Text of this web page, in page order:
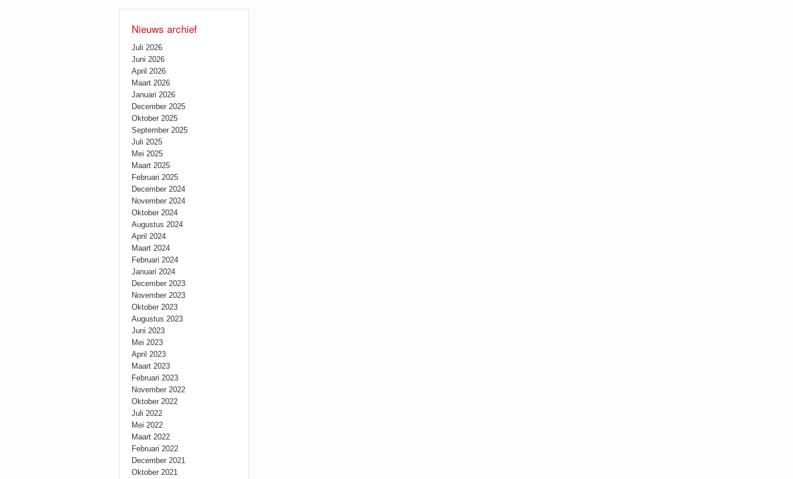
Nieuws archief
Juli 2026
Juni 2026
April 2026
Maart 2026
Januari 2026
December 2025
Oktober 2025
September 2025
Juli 2025
Mei 2025
Maart 2025
Februari 2025
December 2024
November 2024
Oktober 2024
Augustus 2024
April 2024
Maart 2024
Februari 2024
Januari 2024
December 2023
November 2023
Oktober 2023
Augustus 2023
Juni 2023
Mei 2023
April 2023
Maart 2023
Februari 2023
November 2022
Oktober 2022
Juli 2022
Mei 2022
Maart 2022
Februari 2022
December 2021
Oktober 2021